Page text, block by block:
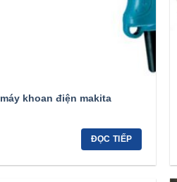
máy khoan điện makita
ĐỌC TIẾP